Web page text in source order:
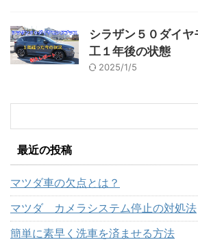
シラザン５０ダイ
工１年後の状態
2025/1/5
最近の投稿
マツダ車の欠点とは？
マツダ カメラシステム停止の対処法
簡単に素早く洗車を済ませる方法